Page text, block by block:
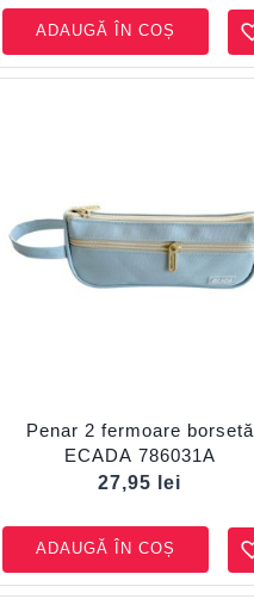
ADAUGĂ ÎN COȘ
Penar 2 fermoare borsetă
ECADA 786031A
27,95
lei
ADAUGĂ ÎN COȘ